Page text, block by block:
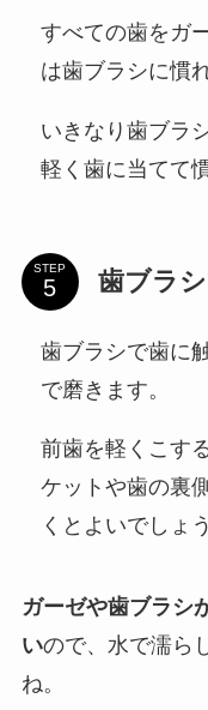
すべての歯をガ
は歯ブラシに慣
いきなり歯ブラ
軽く歯に当てて
STEP 歯ブラ
歯ブラシで歯に
で磨きます。
前歯を軽くこす
ケットや歯の裏
くとよいでしょう
ガーゼや歯ブラシ
いので、水で濡ら
ね。